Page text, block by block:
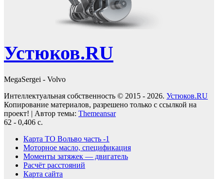
Устюков.RU
MegaSergei - Volvo
Интеллектуальная собственность © 2015 - 2026. Устюков.RU
Копирование материалов, разрешено только с ссылкой на
проект! | Автор темы: Themeansar
62 - 0,406 с.
Карта ТО Вольво часть -1
Моторное масло, спецификация
Моменты затяжек — двигатель
Расчёт расстояний
Карта сайта